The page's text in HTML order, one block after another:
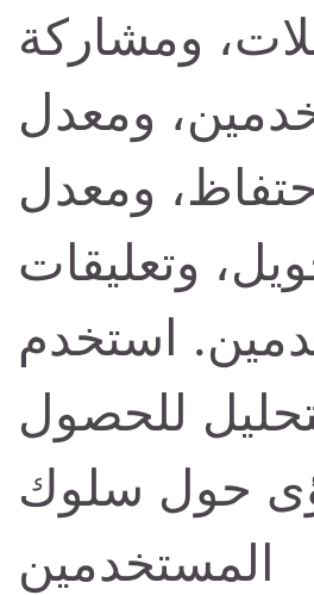
ومشاركة
ومعدل
ومعدل
وتعليقات
استخدم
للحصول
حول سلوك
المستخدمين